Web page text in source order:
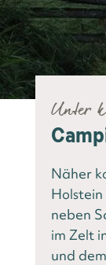
Unter
Näher
Holstein
neben
im Zelt
und